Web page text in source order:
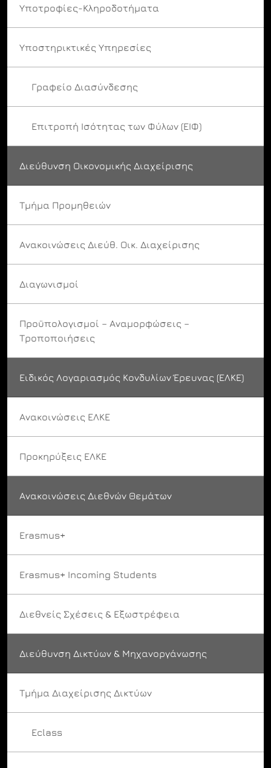
Υποτροφίες-Κληροδοτήματα
Υποστηρικτικές Υπηρεσίες
Γραφείο Διασύνδεσης
Επιτροπή Ισότητας των Φύλων (ΕΙΦ)
Διεύθυνση Οικονομικής Διαχείρισης
Τμήμα Προμηθειών
Ανακοινώσεις Διεύθ. Οικ. Διαχείρισης
Διαγωνισμοί
Προϋπολογισμοί – Αναμορφώσεις –
Τροποποιήσεις
Ειδικός Λογαριασμός Κονδυλίων Έρευνας (ΕΛΚΕ)
Ανακοινώσεις ΕΛΚΕ
Προκηρύξεις ΕΛΚΕ
Ανακοινώσεις Διεθνών Θεμάτων
Erasmus+
Erasmus+ Incoming Students
Διεθνείς Σχέσεις & Εξωστρέφεια
Διεύθυνση Δικτύων & Μηχανοργάνωσης
Τμήμα Διαχείρισης Δικτύων
Eclass